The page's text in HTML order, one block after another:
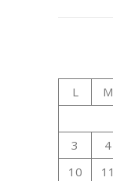
L M
3
4
10
11